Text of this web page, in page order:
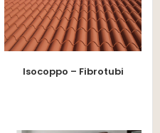
Isocoppo – Fibrotubi